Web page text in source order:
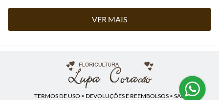
VER MAIS
TERMOS DE USO • DEVOLUÇÕES E REEMBOLSOS • SAC